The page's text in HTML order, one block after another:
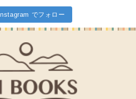
Instagram でフォロー